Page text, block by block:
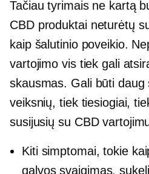
Tačiau tyrimais ne kartą
CBD produktai neturėtų
kaip šalutinio poveikio.
vartojimo vis tiek gali
skausmas. Gali būti daug
veiksnių, tiek tiesiogiai,
susijusių su CBD
Kiti simptomai, tokie
galvos svaigimas,